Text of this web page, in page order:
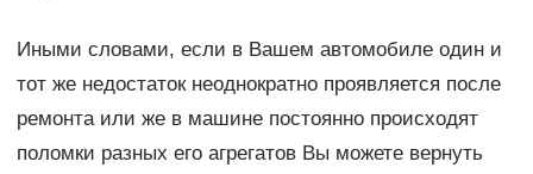
Иными словами, если в Вашем автомобиле один и
тот же недостаток неоднократно проявляется после
ремонта или же в машине постоянно происходят
поломки разных его агрегатов Вы можете вернуть